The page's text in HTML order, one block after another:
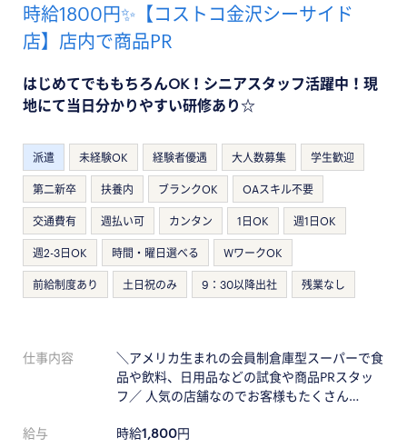
時給1800円✨【コストコ金沢シーサイド
店】店内で商品PR
はじめてでももちろんOK！シニアスタッフ活躍中！現
地にて当日分かりやすい研修あり☆
派遣 未経験OK 経験者優遇 大人数募集 学生歓迎
第二新卒 扶養内 ブランクOK OAスキル不要
交通費有 週払い可 カンタン 1日OK 週1日OK
週2-3日OK 時間・曜日選べる WワークOK
前給制度あり 土日祝のみ 9：30以降出社 残業なし
仕事内容
＼アメリカ生まれの会員制倉庫型スーパーで食
品や飲料、日用品などの試食や商品PRスタッ
フ／ 人気の店舗なのでお客様もたくさん…
給与 時給1,800円